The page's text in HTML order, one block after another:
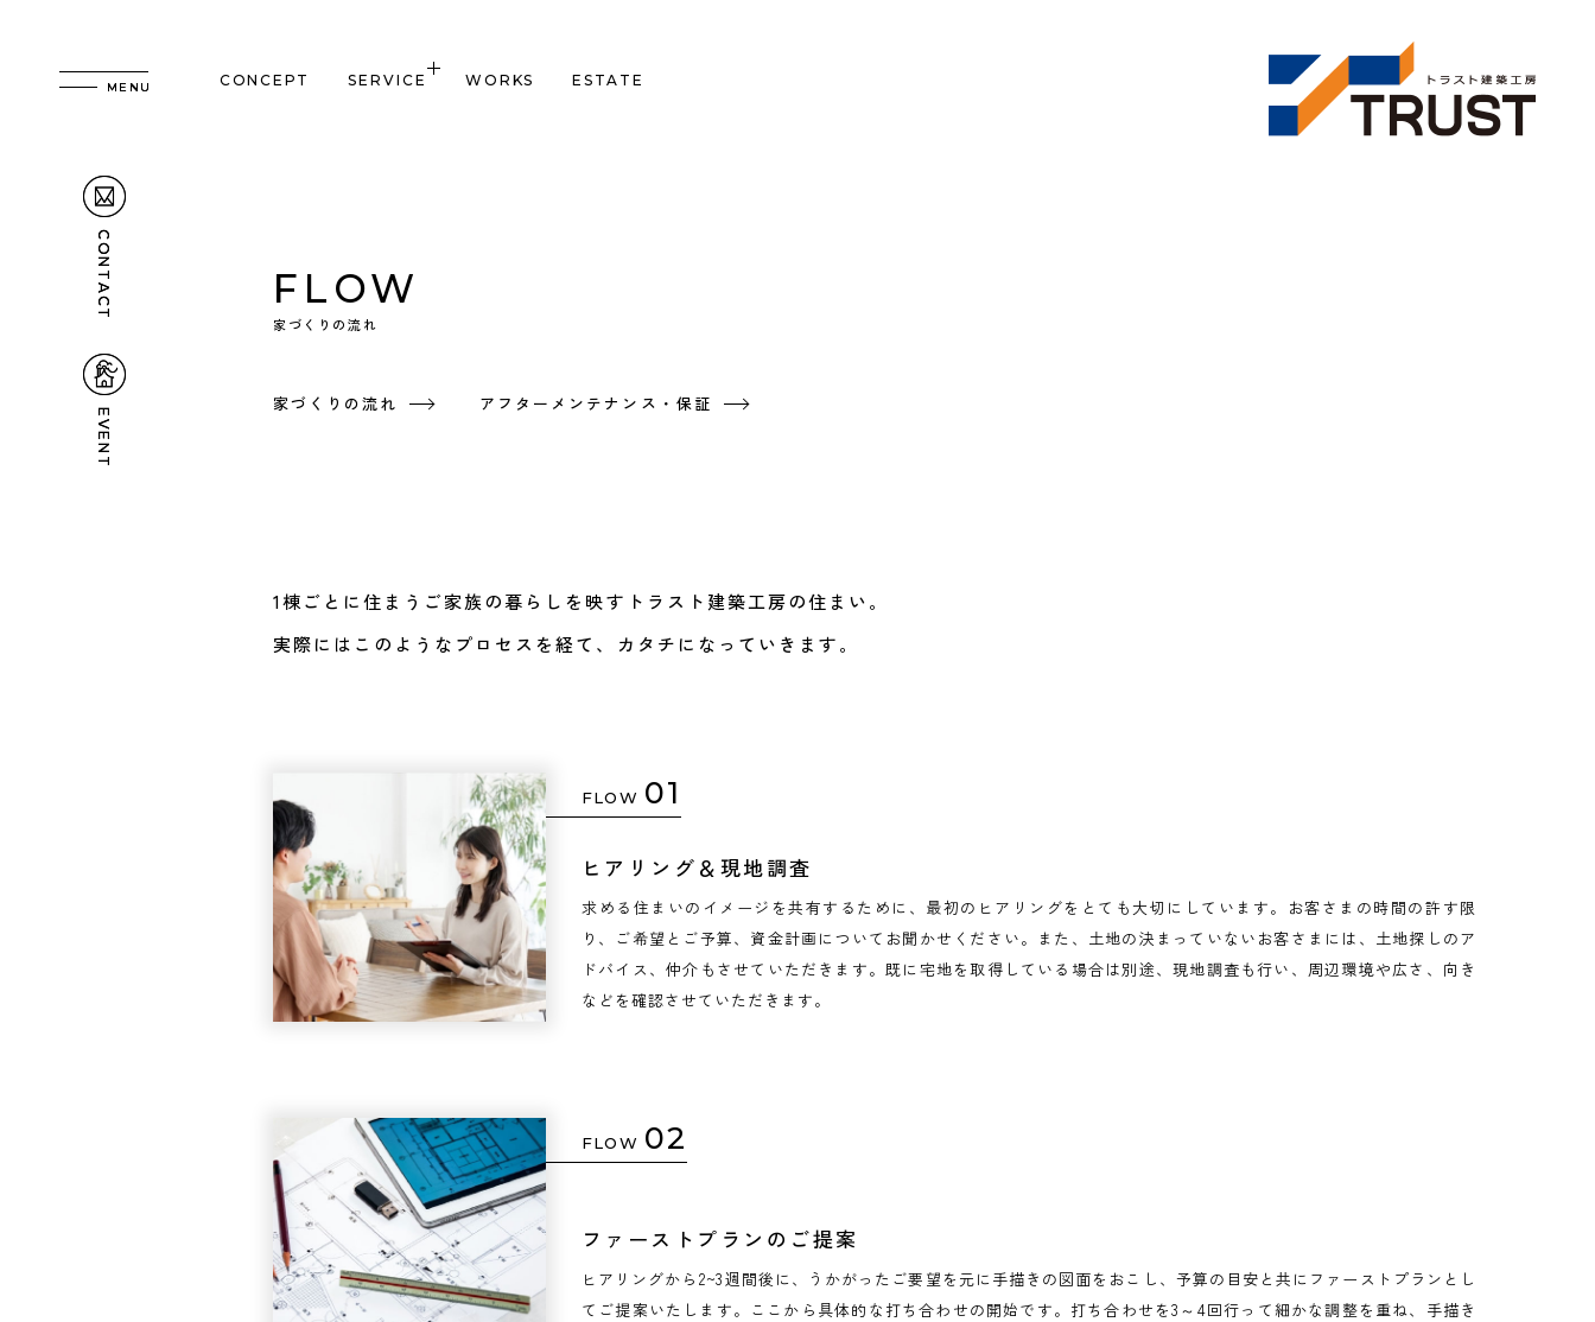
CONCEPT SERVICE WORKS ESTATE
CONTACT
EVENT
FLOW
家づくりの流れ
家づくりの流れ アフターメンテナンス・保証
1棟ごとに住まうご家族の暮らしを映すトラスト建築工房の住まい。
実際にはこのようなプロセスを経て、カタチになっていきます。
FLOW 01
ヒアリング＆現地調査
求める住まいのイメージを共有するために、最初のヒアリングをとても大切にしています。お客さまの時間の許す限
り、ご希望とご予算、資金計画についてお聞かせください。また、土地の決まっていないお客さまには、土地探しのア
ドバイス、仲介もさせていただきます。既に宅地を取得している場合は別途、現地調査も行い、周辺環境や広さ、向き
などを確認させていただきます。
FLOW 02
ファーストプランのご提案
ヒアリングから2~3週間後に、うかがったご要望を元に手描きの図面をおこし、予算の目安と共にファーストプランとし
てご提案いたします。ここから具体的な打ち合わせの開始です。打ち合わせを3～4回行って細かな調整を重ね、手描き
CONTACT
EVENT